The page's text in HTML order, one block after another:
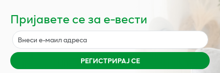
Пријавете се за е-вести
РЕГИСТРИРАЈ СЕ